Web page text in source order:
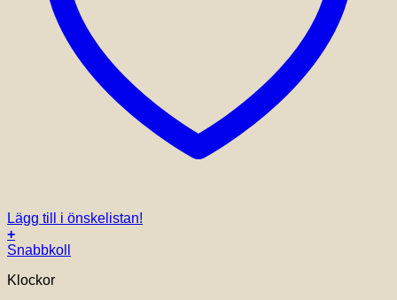
Lägg till i önskelistan!
+
Snabbkoll
Klockor